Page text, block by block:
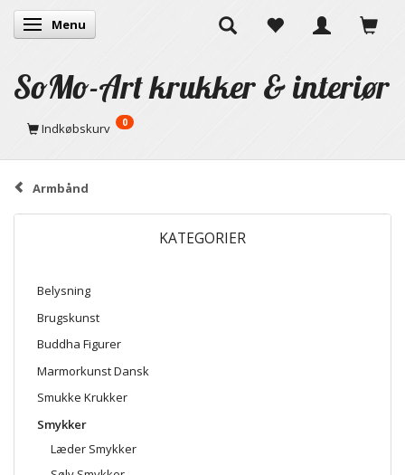
Skifte navigation
Menu
SoMo-Art krukker & interiør
Indkøbskurv 0
Armbånd
KATEGORIER
Belysning
Brugskunst
Buddha Figurer
Marmorkunst Dansk
Smukke Krukker
Smykker
Læder Smykker